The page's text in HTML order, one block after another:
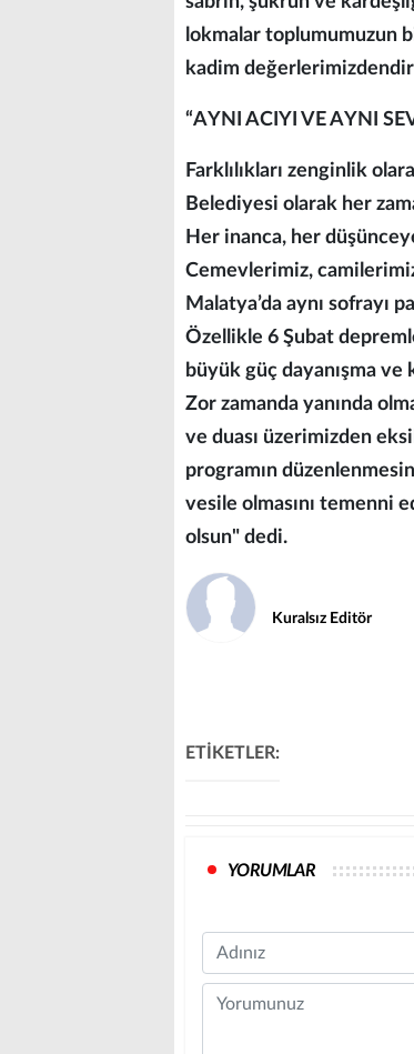
lokmalar toplumumuzun
kadim
“AYNI ACIYI VE AYNI
Farklılıkları zenginlik
Belediyesi olarak her
Her inanca, her
Cemevlerimiz,
Malatya’da aynı sofrayı
Özellikle 6 Şubat
büyük güç dayanışma ve
Zor zamanda yanında
ve duası üzerimizden
programın
vesile olmasını temenni
olsun" dedi.
Kuralsız Editör
ETİKETLER:
YORUMLAR
Name
Comment